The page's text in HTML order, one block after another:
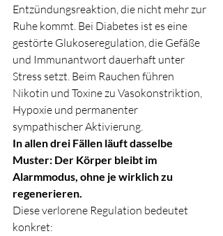
Entzündungsreaktion, die nicht mehr zur
Ruhe kommt. Bei Diabetes ist es eine
gestörte Glukoseregulation, die Gefäße
und Immunantwort dauerhaft unter
Stress setzt. Beim Rauchen führen
Nikotin und Toxine zu Vasokonstriktion,
Hypoxie und permanenter
sympathischer Aktivierung.
In allen drei Fällen läuft dasselbe
Muster: Der Körper bleibt im
Alarmmodus, ohne je wirklich zu
regenerieren.
Diese verlorene Regulation bedeutet
konkret: